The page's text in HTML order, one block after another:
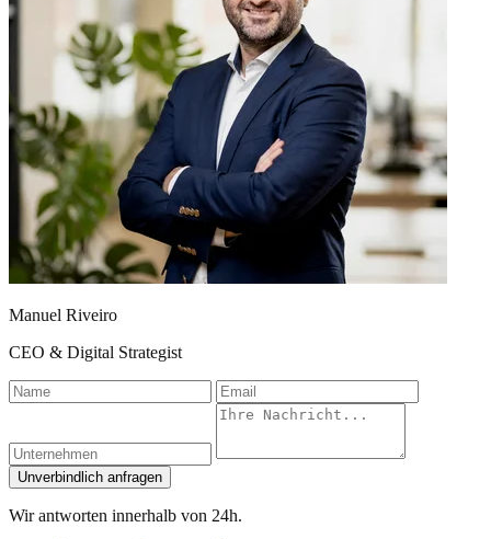
Manuel Riveiro
CEO & Digital Strategist
Name
Email
Nachricht
Unverbindlich anfragen
Wir antworten innerhalb von 24h.